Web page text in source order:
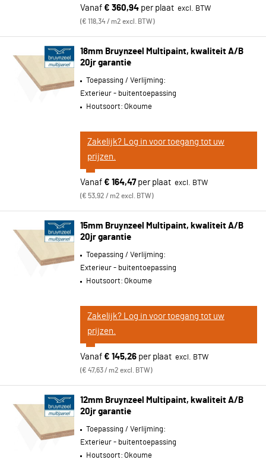
Vanaf € 360,94 per plaat
€ 118,34 / m2 excl. BTW
18mm Bruynzeel Multipaint, kwaliteit A/B
20jr garantie
Toepassing / Verlijming:
Exterieur - buitentoepassing
Houtsoort: Okoume
Zakelijk? Log in voor toegang tot uw
prijzen.
Vanaf € 164,47 per plaat
€ 53,92 / m2 excl. BTW
15mm Bruynzeel Multipaint, kwaliteit A/B
20jr garantie
Toepassing / Verlijming:
Exterieur - buitentoepassing
Houtsoort: Okoume
Zakelijk? Log in voor toegang tot uw
prijzen.
Vanaf € 145,26 per plaat
€ 47,63 / m2 excl. BTW
12mm Bruynzeel Multipaint, kwaliteit A/B
20jr garantie
Toepassing / Verlijming:
Exterieur - buitentoepassing
Houtsoort: Okoume